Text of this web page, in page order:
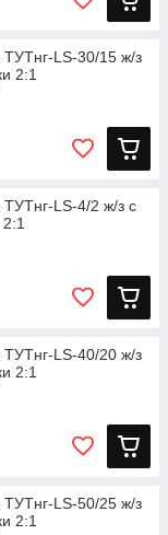
ТУТнг-LS-30/15 ж/з
2:1
ТУТнг-LS-4/2 ж/з с
ТУТнг-LS-40/20 ж/з
2:1
ТУТнг-LS-50/25 ж/з
2:1